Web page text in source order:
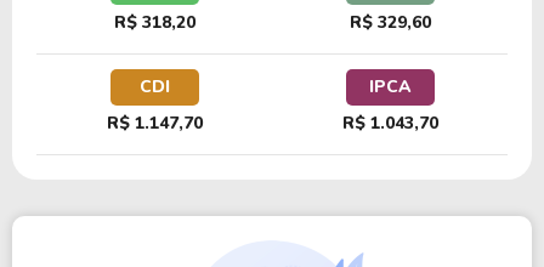
R$ 318,20
R$ 329,60
CDI
R$ 1.147,70
IPCA
R$ 1.043,70